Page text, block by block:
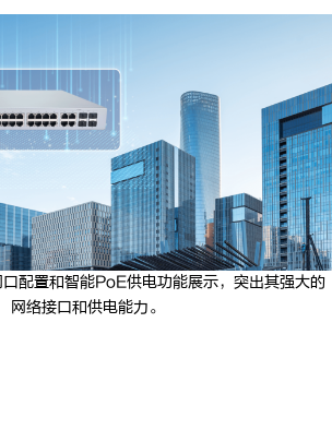
配置和智能PoE供电功能展示，突出其强大的
网络接口和供电能力。